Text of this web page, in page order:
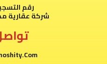
رقم التسجيل :
شركة عقارية